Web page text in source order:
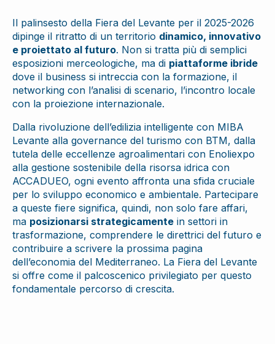
Il palinsesto della Fiera del Levante per il 2025-2026
dipinge il ritratto di un territorio dinamico, innovativo
e proiettato al futuro. Non si tratta più di semplici
esposizioni merceologiche, ma di piattaforme ibride
dove il business si intreccia con la formazione, il
networking con l’analisi di scenario, l’incontro locale
con la proiezione internazionale.
Dalla rivoluzione dell’edilizia intelligente con MIBA
Levante alla governance del turismo con BTM, dalla
tutela delle eccellenze agroalimentari con Enoliexpo
alla gestione sostenibile della risorsa idrica con
ACCADUEO, ogni evento affronta una sfida cruciale
per lo sviluppo economico e ambientale. Partecipare
a queste fiere significa, quindi, non solo fare affari,
ma posizionarsi strategicamente in settori in
trasformazione, comprendere le direttrici del futuro e
contribuire a scrivere la prossima pagina
dell’economia del Mediterraneo. La Fiera del Levante
si offre come il palcoscenico privilegiato per questo
fondamentale percorso di crescita.